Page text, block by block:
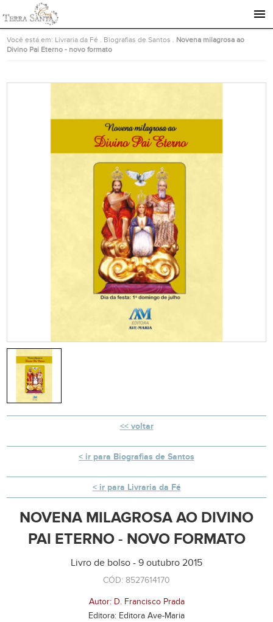
Ir para a página inicial
Você está em: Livraria da Fé Biografias de Santos
Novena milagrosa ao
Divino Pai Eterno - novo formato
voltar
ir para Biografias de Santos
ir para Livraria da Fé
NOVENA MILAGROSA AO DIVINO
PAI ETERNO - NOVO FORMATO
Livro de bolso - 9 outubro 2015
CÓD: 8527614170
Autor: D. Francisco Prada
Editora: Editora Ave-Maria